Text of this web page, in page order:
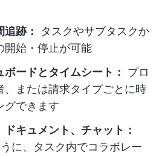
跡：
タスクやサブタスクか
開始・停止が可能
ードとタイムシート：
プロ
、または請求タイプごとに時
グできます
キュメント、チャット：
に、タスク内でコラボレー